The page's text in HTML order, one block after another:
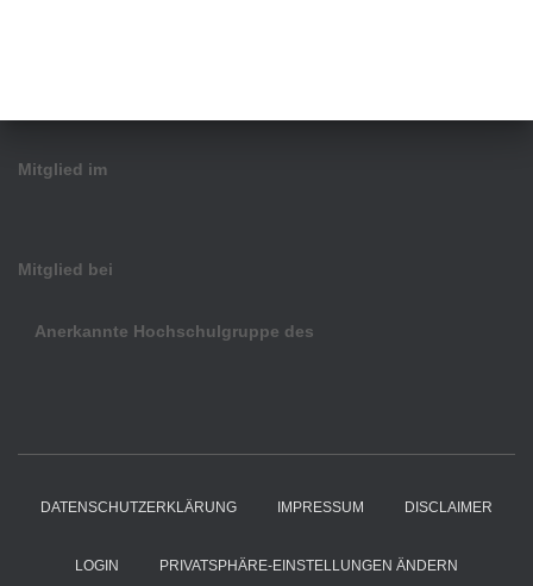
Mitglied im
Mitglied bei
Anerkannte Hochschulgruppe des
DATENSCHUTZERKLÄRUNG IMPRESSUM DISCLAIMER
LOGIN PRIVATSPHÄRE-EINSTELLUNGEN ÄNDERN